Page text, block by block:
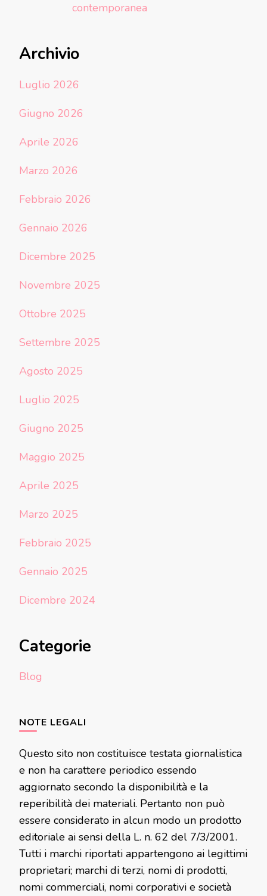
contemporanea
Archivio
Luglio 2026
Giugno 2026
Aprile 2026
Marzo 2026
Febbraio 2026
Gennaio 2026
Dicembre 2025
Novembre 2025
Ottobre 2025
Settembre 2025
Agosto 2025
Luglio 2025
Giugno 2025
Maggio 2025
Aprile 2025
Marzo 2025
Febbraio 2025
Gennaio 2025
Dicembre 2024
Categorie
Blog
NOTE LEGALI
Questo sito non costituisce testata giornalistica
e non ha carattere periodico essendo
aggiornato secondo la disponibilità e la
reperibilità dei materiali. Pertanto non può
essere considerato in alcun modo un prodotto
editoriale ai sensi della L. n. 62 del 7/3/2001.
Tutti i marchi riportati appartengono ai legittimi
proprietari; marchi di terzi, nomi di prodotti,
nomi commerciali, nomi corporativi e società